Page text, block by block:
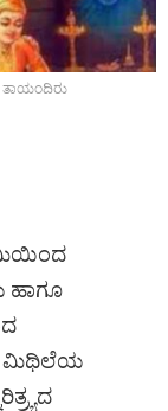
ತಾಯಂದಿರು
ಹಾಗೂ
ಮಿಥಿಲೆಯ